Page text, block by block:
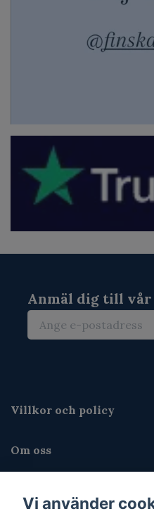
Anmäl dig till
Villkor och policy
Om oss
Vi använder